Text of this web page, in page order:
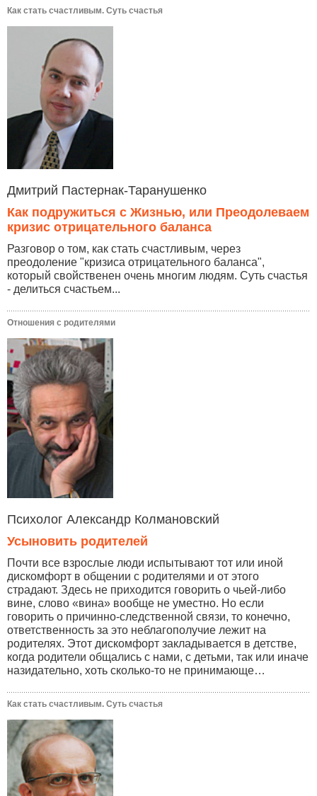
Как стать счастливым. Суть счастья
Дмитрий Пастернак-Таранушенко
Как подружиться с Жизнью, или Преодолеваем
кризис отрицательного баланса
Разговор о том, как стать счастливым, через
преодоление "кризиса отрицательного баланса",
который свойственен очень многим людям. Суть счастья
- делиться счастьем...
Отношения с родителями
Психолог Александр Колмановский
Усыновить родителей
Почти все взрослые люди испытывают тот или иной
дискомфорт в общении с родителями и от этого
страдают. Здесь не приходится говорить о чьей-либо
вине, слово «вина» вообще не уместно. Но если
говорить о причинно-следственной связи, то конечно,
ответственность за это неблагополучие лежит на
родителях. Этот дискомфорт закладывается в детстве,
когда родители общались с нами, с детьми, так или иначе
назидательно, хоть сколько-то не принимающе…
Как стать счастливым. Суть счастья